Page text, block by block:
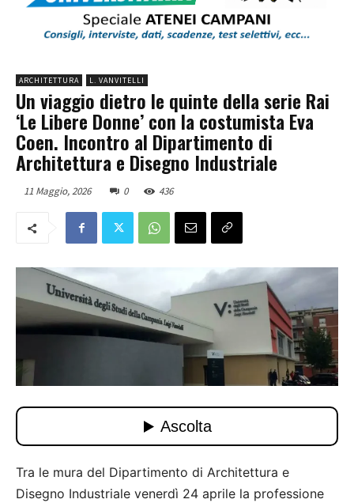
ARCHITETTURA L. VANVITELLI
Un viaggio dietro le quinte della serie Rai
‘Le Libere Donne’ con la costumista Eva
Coen. Incontro al Dipartimento di
Architettura e Disegno Industriale
11 Maggio, 2026 0 436
Tra le mura del Dipartimento di Architettura e
Disegno Industriale venerdì 24 aprile la professione